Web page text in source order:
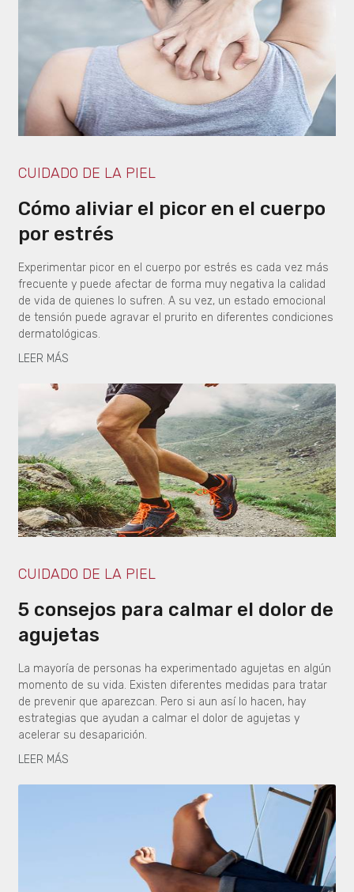
CUIDADO DE LA PIEL
Cómo aliviar el picor en el cuerpo
por estrés
Experimentar picor en el cuerpo por estrés es cada vez más
frecuente y puede afectar de forma muy negativa la calidad
de vida de quienes lo sufren. A su vez, un estado emocional
de tensión puede agravar el prurito en diferentes condiciones
dermatológicas.
LEER MÁS
CUIDADO DE LA PIEL
5 consejos para calmar el dolor de
agujetas
La mayoría de personas ha experimentado agujetas en algún
momento de su vida. Existen diferentes medidas para tratar
de prevenir que aparezcan. Pero si aun así lo hacen, hay
estrategias que ayudan a calmar el dolor de agujetas y
acelerar su desaparición.
LEER MÁS